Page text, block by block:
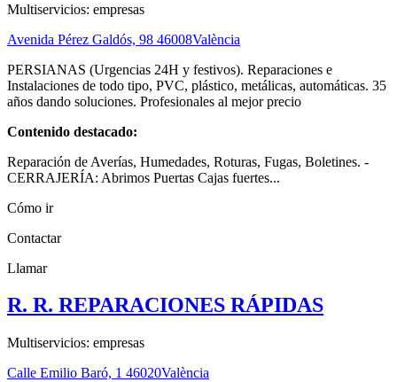
Multiservicios: empresas
Avenida Pérez Galdós, 98 46008València
PERSIANAS (Urgencias 24H y festivos). Reparaciones e
Instalaciones de todo tipo, PVC, plástico, metálicas, automáticas. 35
años dando soluciones. Profesionales al mejor precio
Contenido destacado:
Reparación de Averías, Humedades, Roturas, Fugas, Boletines. -
CERRAJERÍA: Abrimos Puertas Cajas fuertes...
Cómo ir
Contactar
Llamar
R. R. REPARACIONES RÁPIDAS
Multiservicios: empresas
Calle Emilio Baró, 1 46020València